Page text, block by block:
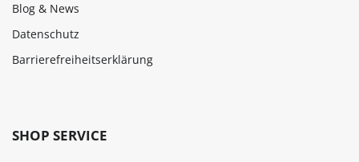
Blog & News
Datenschutz
Barrierefreiheitserklärung
SHOP SERVICE